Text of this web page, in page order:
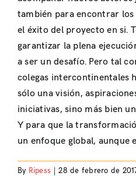
también para encontrar
el éxito del proyecto en si.
garantizar la plena
a ser un desafío. Pero tal
colegas intercontinentales
sólo una visión,
iniciativas, sino más bien
Y para que la
un enfoque global, aunque
By Ripess 28 de febrero de